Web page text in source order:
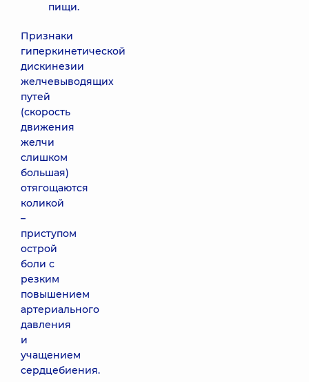
пищи.
Признаки
гиперкинетической
дискинезии
желчевыводящих
путей
(скорость
движения
желчи
слишком
большая)
отягощаются
коликой
–
приступом
острой
боли с
резким
повышением
артериального
давления
и
учащением
сердцебиения.